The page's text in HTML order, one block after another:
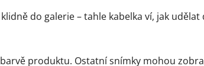
do galerie – tahle kabelka ví, jak udělat
produktu. Ostatní snímky mohou